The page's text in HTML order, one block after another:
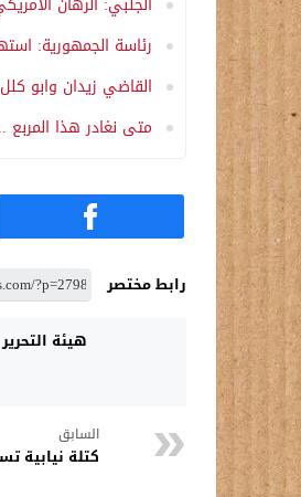
رئاسة الجمهورية:
القاضي زيدان وابو
متى نغادر هذا
رابط مختصر
هيئة التحرير
السابق
كتلة نيابية